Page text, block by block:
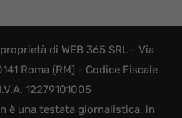
di WEB 365 SRL - Via
Roma (RM) - Codice Fiscale
12279101005
è una testata giornalistica, in